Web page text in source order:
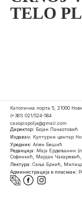
TELO
Католичка порта 5, 21000
(+381) 021/524-584
casopispolja@gmail.com
Директор: Бојан Панаотовић
Издавач: Културни центар
Уредник: Ален Бешић
Редакција: Маја Ердељанин
Софинкић, Марјан
Лектура: Сања Бркић,
Администрација и пласман: